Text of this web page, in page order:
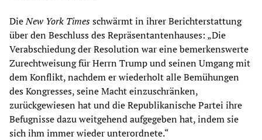
DieNew York Timesschwärmt in ihrer Berichterstattung
über den Beschluss des Repräsentantenhauses: „Die
Verabschiedung der Resolution war eine bemerkenswerte
Zurechtweisung für Herrn Trump und seinen Umgang mit
dem Konflikt, nachdem er wiederholt alle Bemühungen
des Kongresses, seine Macht einzuschränken,
zurückgewiesen hat und die Republikanische Partei ihre
Befugnisse dazu weitgehend aufgegeben hat, indem sie
sich ihm immer wieder unterordnete.“